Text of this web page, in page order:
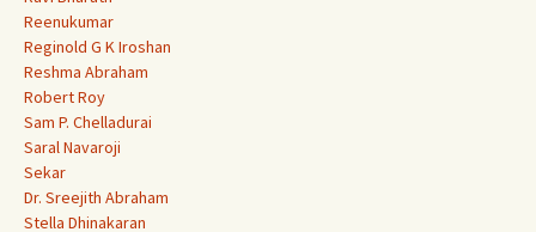
Reenukumar
Reginold G K Iroshan
Reshma Abraham
Robert Roy
Sam P. Chelladurai
Saral Navaroji
Sekar
Dr. Sreejith Abraham
Stella Dhinakaran